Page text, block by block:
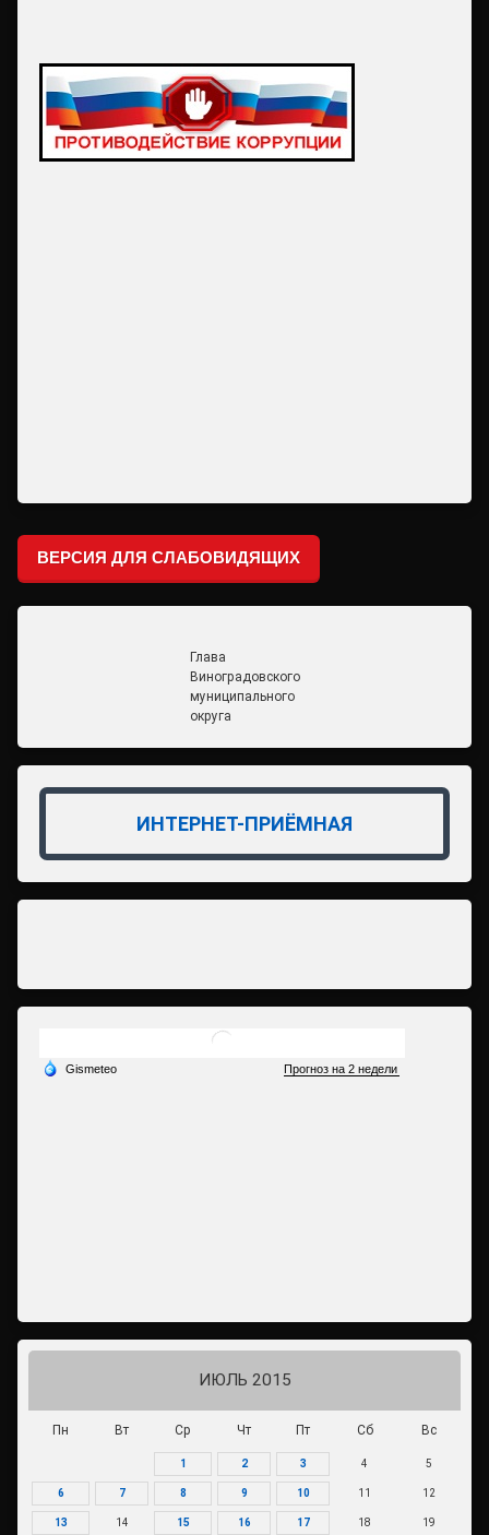
ВЕРСИЯ ДЛЯ СЛАБОВИДЯЩИХ
Глава
Виноградовского
муниципального
округа
ИНТЕРНЕТ-ПРИЁМНАЯ
ИЮЛЬ 2015
Пн Вт Ср Чт Пт Сб Вс
1 2 3 4 5
6 7 8 9 10 11 12
13 14 15 16 17 18 19